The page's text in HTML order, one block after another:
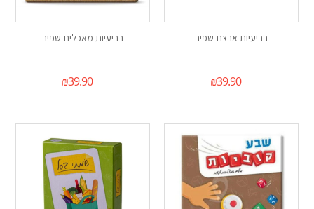
רביעיות ארצנו-שפיר
₪39.90
רביעיות מאכלים-שפיר
₪39.90